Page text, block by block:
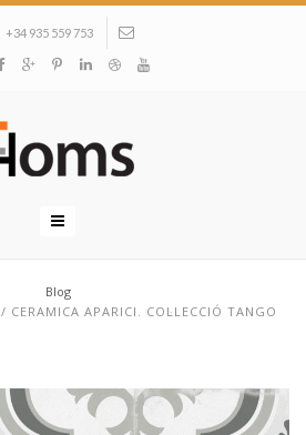
+34 935 559 753
Blog
/ CERAMICA APARICI. COL·LECCIÓ TANGO